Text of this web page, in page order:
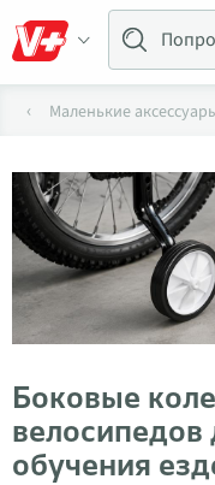
Маленькие
Боковые
велосипедов
обучения